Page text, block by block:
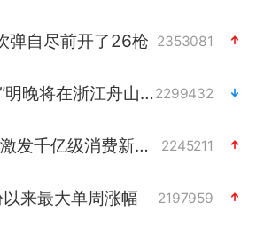
弹自尽前开了26枪 2353081
预计“白海豚”明晚将在浙江舟山到福建福鼎一带沿海登陆2299432
“电影+”如何激发千亿级消费新活力？ 2245211
来最大单周涨幅 2197959